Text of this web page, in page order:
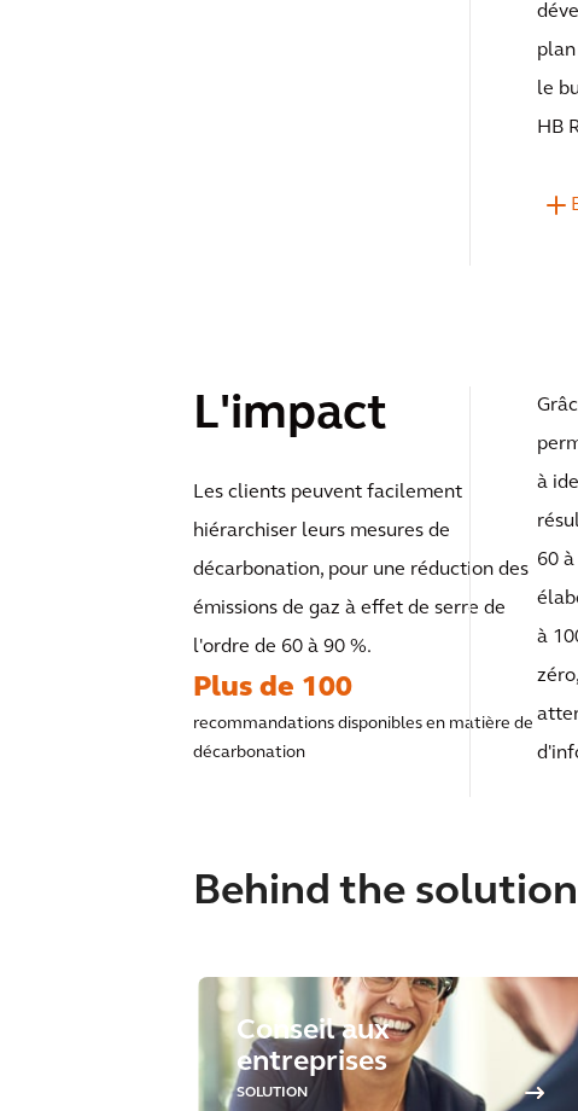
le
HB
L'impact
Les clients peuvent facilement
hiérarchiser leurs mesures de
décarbonation, pour une réduction des
émissions de gaz à effet de serre de
l'ordre de 60 à 90 %.
Plus de 100
recommandations disponibles en matière de
décarbonation
à
60
à
Behind the solution
Conseil aux
entreprises
SOLUTION